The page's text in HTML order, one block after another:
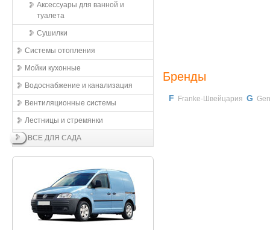
Аксессуары для ванной и
туалета
Сушилки
Системы отопления
Мойки кухонные
Водоснабжение и канализация
Вентиляционные системы
Лестницы и стремянки
ВСЕ ДЛЯ САДА
Бренды
F Franke-Швейцария G